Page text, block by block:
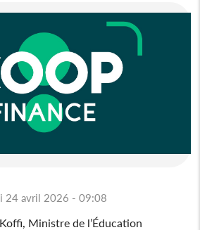
24 avril 2026 - 09:08
Ministre de l’Éducation